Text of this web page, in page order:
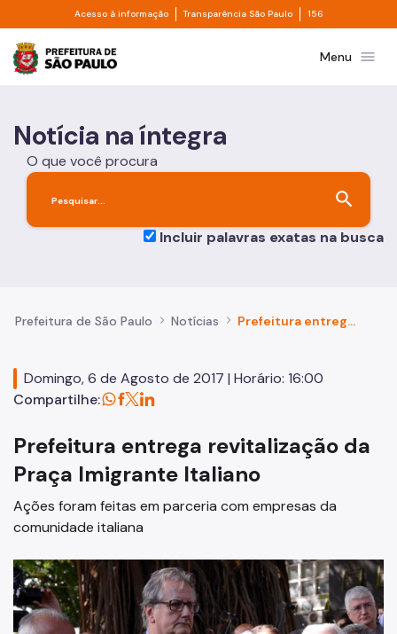
Pular para o Conteúdo principal
Acesso à informação Divisor de acesso à informação
Transparência São Paulo Divisor de
156
Prefeitura de São PauloMenu menu
Notícia na íntegra
O que você procura
search
Incluir palavras exatas na busca
Prefeitura de São Paulo Notícias Prefeitura entrega revitalização da Praça Imigrante Italiano
Domingo, 6 de Agosto de 2017 | Horário: 16:00
Compartilhe:
Prefeitura entrega revitalização da
Praça Imigrante Italiano
Ações foram feitas em parceria com empresas da
comunidade italiana